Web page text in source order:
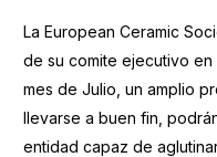
La European Ceramic
de su comite ejecutivo
mes de Julio, un amplio
llevarse a buen fin,
entidad capaz de